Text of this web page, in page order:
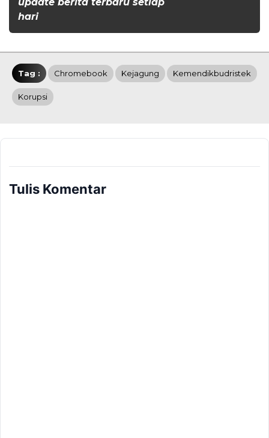
update berita terbaru setiap
hari
Tag : Chromebook Kejagung Kemendikbudristek
Korupsi
Tulis Komentar